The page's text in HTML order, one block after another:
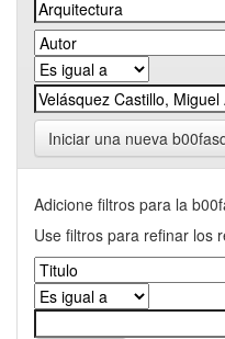
Iniciar una nueva
Adicione filtros para la
Use filtros para refinar los